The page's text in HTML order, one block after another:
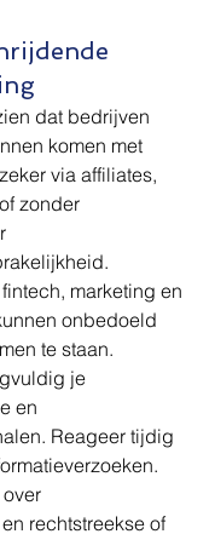
dat bedrijven
komen met
via affiliates,
zonder
marketing en
onbedoeld
te staan.
je
en
Reageer tijdig
rechtstreekse of